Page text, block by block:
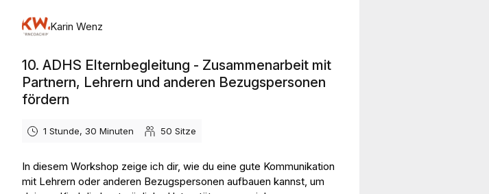
Karin Wenz
10. ADHS Elternbegleitung - Zusammenarbeit mit
Partnern, Lehrern und anderen Bezugspersonen
fördern
1 Stunde, 30 Minuten 50 Sitze
In diesem Workshop zeige ich dir, wie du eine gute Kommunikation
mit Lehrern oder anderen Bezugspersonen aufbauen kannst, um